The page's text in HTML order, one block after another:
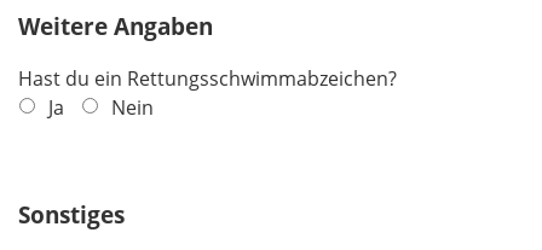
Weitere Angaben
Hast du ein Rettungsschwimmabzeichen?
Ja
Nein
Sonstiges